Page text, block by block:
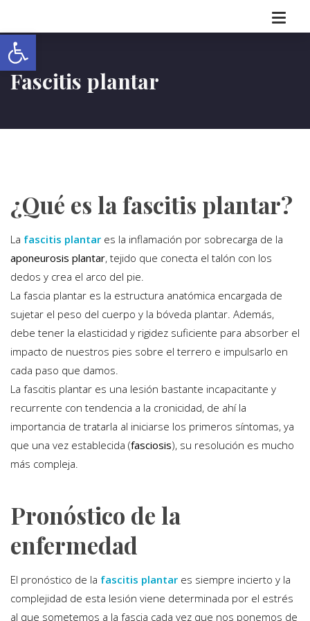
Abrir barra de herramientas
Fascitis plantar
¿Qué es la fascitis plantar?
La fascitis plantar es la inflamación por sobrecarga de la
aponeurosis plantar, tejido que conecta el talón con los
dedos y crea el arco del pie.
La fascia plantar es la estructura anatómica encargada de
sujetar el peso del cuerpo y la bóveda plantar. Además,
debe tener la elasticidad y rigidez suficiente para absorber el
impacto de nuestros pies sobre el terrero e impulsarlo en
cada paso que damos.
La fascitis plantar es una lesión bastante incapacitante y
recurrente con tendencia a la cronicidad, de ahí la
importancia de tratarla al iniciarse los primeros síntomas, ya
que una vez establecida (fasciosis), su resolución es mucho
más compleja.
Pronóstico de la
enfermedad
El pronóstico de la fascitis plantar es siempre incierto y la
complejidad de esta lesión viene determinada por el estrés
al que sometemos a la fascia cada vez que nos ponemos de